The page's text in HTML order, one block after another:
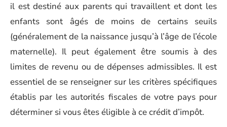
il est destiné aux parents qui travaillent et dont les
enfants sont âgés de moins de certains seuils
(généralement de la naissance jusqu’à l’âge de l’école
maternelle). Il peut également être soumis à des
limites de revenu ou de dépenses admissibles. Il est
essentiel de se renseigner sur les critères spécifiques
établis par les autorités fiscales de votre pays pour
déterminer si vous êtes éligible à ce crédit d’impôt.